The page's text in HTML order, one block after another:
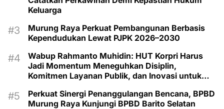
Keluarga
Murung Raya Perkuat Pembangunan Berbasis
Kependudukan Lewat PJPK 2026–2030
Wabup Rahmanto Muhidin: HUT Korpri Harus
Jadi Momentum Meneguhkan Disiplin,
Komitmen Layanan Publik, dan Inovasi untuk
Perkuat Sinergi Penanggulangan Bencana, BPBD
Murung Raya Kunjungi BPBD Barito Selatan